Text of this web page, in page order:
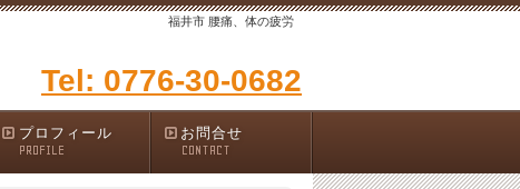
福井市 腰痛、体の疲労
Tel: 0776-30-0682
プロフィール
PROFILE
お問合せ
CONTACT